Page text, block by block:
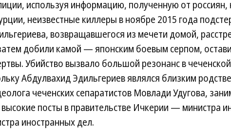
используя информацию, полученную от
неизвестные киллеры в ноябре 2015 года
возвращавшегося из мечети домой,
добили камой — японским боевым серпом,
Убийство вызвало большой резонанс в
Абдулвахид Эдильгериев являлся близким
чеченских сепаратистов Мовлади Удугова,
посты в правительстве Ичкерии — министра
иностранных дел.